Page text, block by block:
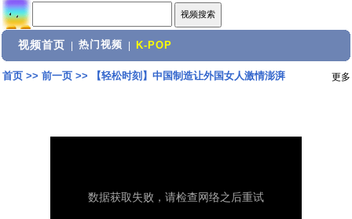
视频首页 热门视频 K-POP
首页>> 前一页>> 【轻松时刻】中国制造让外国女人激情澎湃 更多